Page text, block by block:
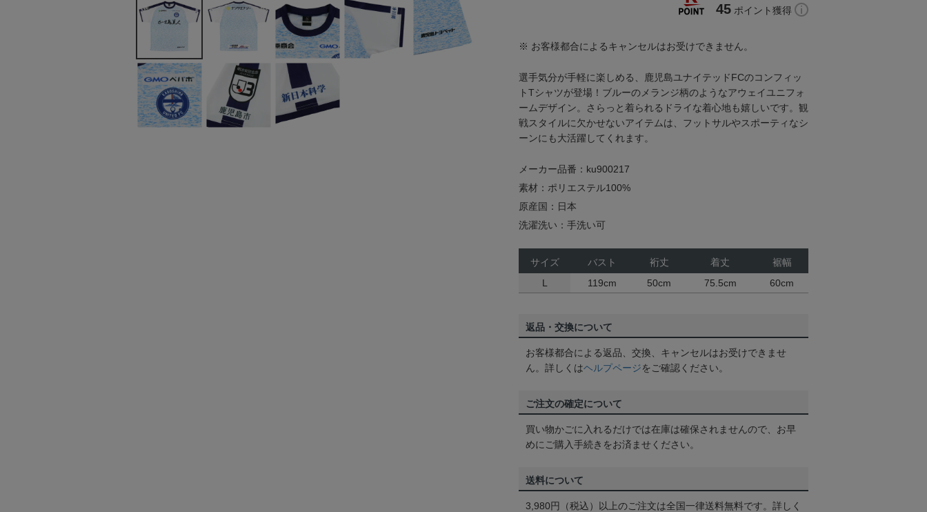
45 ポイント獲得
※ お客様都合によるキャンセルはお受けできません。
選手気分が手軽に楽しめる、鹿児島ユナイテッドFCのコンフィッ
トTシャツが登場！ブルーのメランジ柄のようなアウェイユニフォ
ームデザイン。さらっと着られるドライな着心地も嬉しいです。観
戦スタイルに欠かせないアイテムは、フットサルやスポーティなシ
ーンにも大活躍してくれます。
メーカー品番：ku900217
素材：ポリエステル100%
原産国：日本
洗濯洗い：手洗い可
サイズ バスト 裄丈 着丈
裾幅
L
119cm 50cm 75.5cm 60cm
返品・交換について
お客様都合による返品、交換、キャンセルはお受けできませ
ん。詳しくはヘルプページをご確認ください。
ご注文の確定について
買い物かごに入れるだけでは在庫は確保されませんので、お早
めにご購入手続きをお済ませください。
送料について
3,980円（税込）以上のご注文は全国一律送料無料です。詳しく